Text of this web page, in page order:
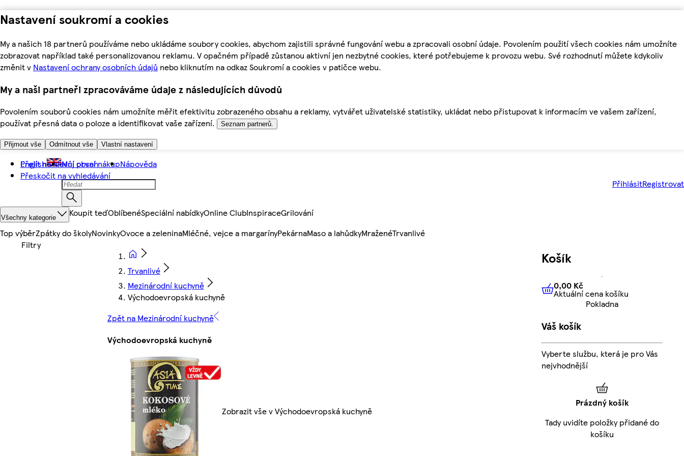
Nastavení soukromí a cookies
My a našich 18 partnerů používáme nebo ukládáme soubory cookies, abychom zajistili správné fungování webu a zpracovali osobní údaje. Povolením použití všech cookies nám umožníte
zobrazovat například také personalizovanou reklamu. V opačném případě zůstanou aktivní jen nezbytné cookies, které potřebujeme k provozu webu. Své rozhodnutí můžete kdykoliv
změnit v Nastavení ochrany osobních údajů nebo kliknutím na odkaz Soukromí a cookies v patičce webu.
My a naši partneři zpracováváme údaje z následujících důvodů
Povolením souborů cookies nám umožníte měřit efektivitu zobrazeného obsahu a reklamy, vytvářet uživatelské statistiky, ukládat nebo přistupovat k informacím ve vašem zařízení,
používat přesná data o poloze a identifikovat vaše zařízení.
Seznam partnerů.
Přijmout vše Odmítnout vše Vlastní nastavení
Přejít na hlavní obsah
Přeskočit na vyhledávání
English Můj první nákupNápověda
PřihlásitRegistrovat
Všechny kategorie Koupit teďOblíbenéSpeciální nabídkyOnline ClubInspiraceGrilování
Top výběrZpátky do školyNovinkyOvoce a zeleninaMléčné, vejce a margarínyPekárnaMaso a lahůdkyMraženéTrvanlivé
Trvanlivé
Mezinárodní kuchyně
Východoevropská kuchyně
Zpět na Mezinárodní kuchyně
Východoevropská kuchyně
Zobrazit vše v Východoevropská kuchyně
Košík
0,00 KčAktuální cena košíku
0,00 Kč
Aktuální cena košíku
Pokladna
Váš košík
Vyberte službu, která je pro Vás
nejvhodnější
Prázdný košík
Tady uvidíte položky přidané do
košíku